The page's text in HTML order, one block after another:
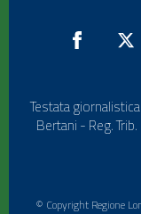
Testata
Bertani - Reg.
© Copyright Regione